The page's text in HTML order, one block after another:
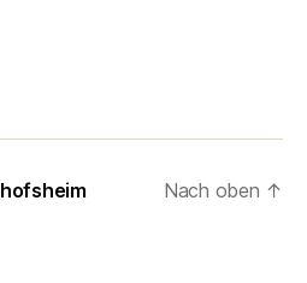
Nach oben ↑